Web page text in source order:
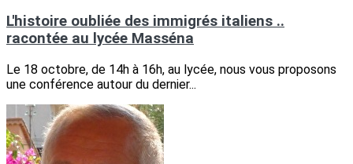
L'histoire oubliée des immigrés italiens ..
racontée au lycée Masséna
Le 18 octobre, de 14h à 16h, au lycée, nous vous proposons
une conférence autour du dernier...